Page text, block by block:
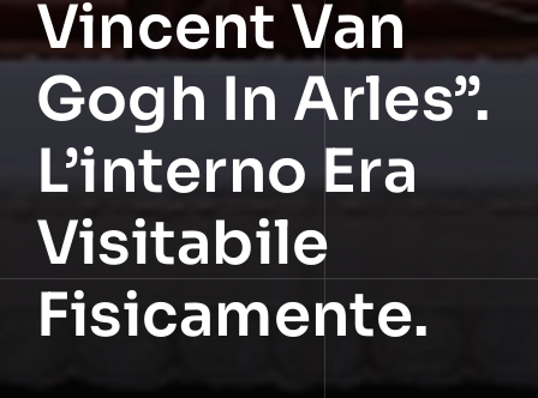
Vincent Van
Gogh In Arles”.
L’interno Era
Visitabile
Fisicamente.